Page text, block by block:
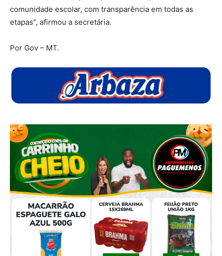
comunidade escolar, com transparência em todas as
etapas”, afirmou a secretária.
Por Gov – MT.